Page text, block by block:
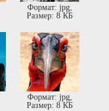
Формат: jpg,
Размер: 8 КБ
Формат: jpg,
Размер: 8 КБ